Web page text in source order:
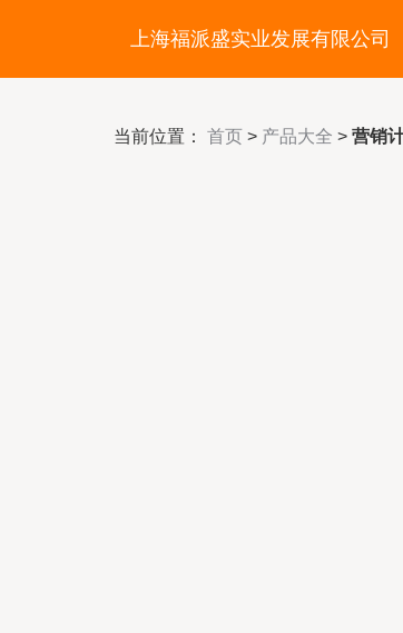
上海福派盛实业发展有限公司
当前位置： 首页 > 产品大全 > 营销